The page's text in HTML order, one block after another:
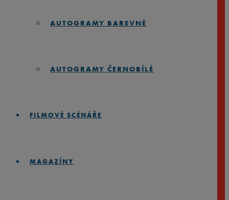
AUTOGRAMY BAREVNÉ
AUTOGRAMY ČERNOBÍLÉ
FILMOVÉ SCÉNÁŘE
MAGAZÍNY